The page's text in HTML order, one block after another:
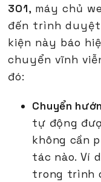
301, máy chủ
đến trình duyệt
kiện này báo
chuyển vĩnh
đó:
Chuyển
tự động
không cần
tác nào. Ví
trong trình